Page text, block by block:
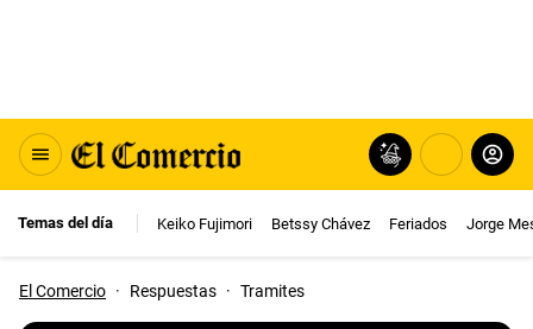
Temas del día Keiko Fujimori Betssy Chávez Feriados Jorge
El Comercio · Respuestas · Tramites